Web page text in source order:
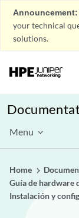
Announcement:
your technical
solutions.
Menu
Home
Guía de hardware
Instalación y